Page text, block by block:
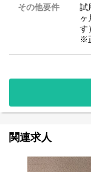
その他要件
試
ヶ
す）
※
関連求人